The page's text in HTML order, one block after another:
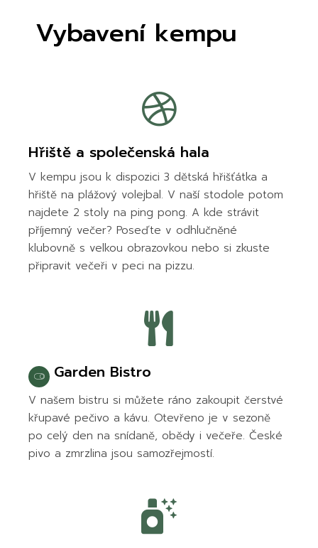
Vybavení kempu
Hřiště a společenská hala
V kempu jsou k dispozici 3 dětská hřišťátka a
hřiště na plážový volejbal. V naší stodole potom
najdete 2 stoly na ping pong. A kde strávit
příjemný večer? Poseďte v odhlučněné
klubovně s velkou obrazovkou nebo si zkuste
připravit večeři v peci na pizzu.
Garden Bistro
V našem bistru si můžete ráno zakoupit čerstvé
křupavé pečivo a kávu. Otevřeno je v sezoně
po celý den na snídaně, obědy i večeře. České
pivo a zmrzlina jsou samozřejmostí.